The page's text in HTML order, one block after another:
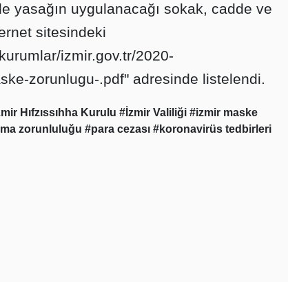
yasağın uygulanacağı sokak, cadde ve
sitesindeki
izmir.gov.tr/2020-
zorunlugu-.pdf" adresinde listelendi.
Hıfzıssıhha Kurulu #İzmir Valiliği #izmir maske
zorunluluğu #para cezası #koronavirüs tedbirleri